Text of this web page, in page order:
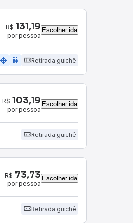
R$ 131,19
por pessoa
Escolher ida
ac_unit wc Retirada guichê
R$ 103,19
por pessoa
Escolher ida
Retirada guichê
R$ 73,73
por pessoa
Escolher ida
Retirada guichê